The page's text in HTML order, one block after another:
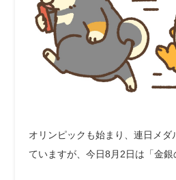
オリンピックも始まり、連日メ
ていますが、今日8月2日は「金銀